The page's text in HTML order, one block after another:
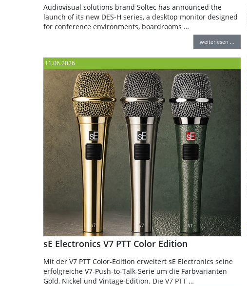
Audiovisual solutions brand Soltec has announced the
launch of its new DES-H series, a desktop monitor designed
for conference environments, boardrooms …
weiterlesen …
11.06.2026
sE Electronics V7 PTT Color Edition
Mit der V7 PTT Color-Edition erweitert sE Electronics seine
erfolgreiche V7-Push-to-Talk-Serie um die Farbvarianten
Gold, Nickel und Vintage-Edition. Die V7 PTT …